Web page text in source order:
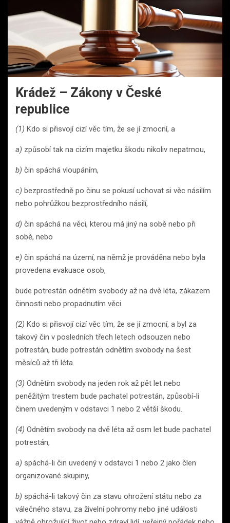
Krádež – Zákony v České
republice
(1) Kdo si přisvojí cizí věc tím, že se jí zmocní, a
a) způsobí tak na cizím majetku škodu nikoliv nepatrnou,
b) čin spáchá vloupáním,
c) bezprostředně po činu se pokusí uchovat si věc násilím
nebo pohrůžkou bezprostředního násilí,
d) čin spáchá na věci, kterou má jiný na sobě nebo při
sobě, nebo
e) čin spáchá na území, na němž je prováděna nebo byla
provedena evakuace osob,
bude potrestán odnětím svobody až na dvě léta, zákazem
činnosti nebo propadnutím věci.
(2) Kdo si přisvojí cizí věc tím, že se jí zmocní, a byl za
takový čin v posledních třech letech odsouzen nebo
potrestán, bude potrestán odnětím svobody na šest
měsíců až tři léta.
(3) Odnětím svobody na jeden rok až pět let nebo
peněžitým trestem bude pachatel potrestán, způsobí-li
činem uvedeným v odstavci 1 nebo 2 větší škodu.
(4) Odnětím svobody na dvě léta až osm let bude pachatel
potrestán,
a) spáchá-li čin uvedený v odstavci 1 nebo 2 jako člen
organizované skupiny,
b) spáchá-li takový čin za stavu ohrožení státu nebo za
válečného stavu, za živelní pohromy nebo jiné události